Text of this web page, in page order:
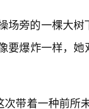
场旁的一棵大
爆炸一样，她
次带着一种前